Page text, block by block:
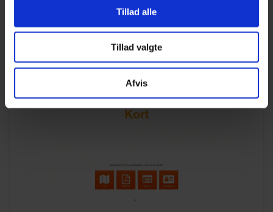
Tillad alle
Tillad valgte
Afvis
SE VIDEO